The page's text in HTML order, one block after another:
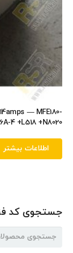
— MFE180-
4 +L518 +N8020
اطلاعات بیشتر
جستجوی کد
جستجو